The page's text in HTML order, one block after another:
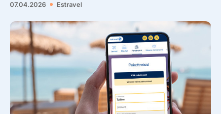
07.04.2026 Estravel